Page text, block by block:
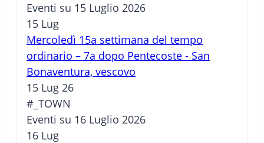
Eventi su 15 Luglio 2026
15 Lug
Mercoledì 15a settimana del tempo
ordinario – 7a dopo Pentecoste - San
Bonaventura, vescovo
15 Lug 26
#_TOWN
Eventi su 16 Luglio 2026
16 Lug